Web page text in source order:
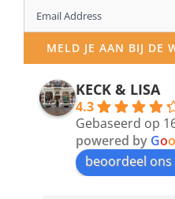
Enter
your
email
address
MELD JE AAN BIJ DE
KECK & LISA
4.3
Gebaseerd op
powered by Goo
beoordeel